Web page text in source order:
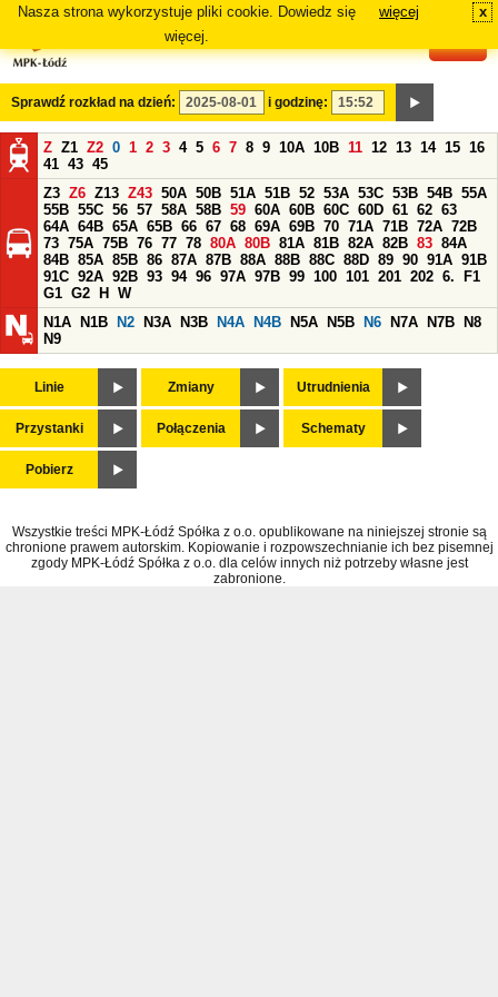
Nasza strona wykorzystuje pliki cookie. Dowiedz się
więcej.
więcej x
Sprawdź rozkład na dzień: i godzinę:
Z Z1 Z2 0 1 2 3 4 5 6 7 8 9 10A 10B 11 12 13 14 15 16
41 43 45
Z3 Z6 Z13 Z43 50A 50B 51A 51B 52 53A 53C 53B 54B 55A
55B 55C 56 57 58A 58B 59 60A 60B 60C 60D 61 62 63
64A 64B 65A 65B 66 67 68 69A 69B 70 71A 71B 72A 72B
73 75A 75B 76 77 78 80A 80B 81A 81B 82A 82B 83 84A
84B 85A 85B 86 87A 87B 88A 88B 88C 88D 89 90 91A 91B
91C 92A 92B 93 94 96 97A 97B 99 100 101 201 202 6.
F1
G1 G2 H
W
N1A
N1B N2 N3A N3B N4A N4B N5A N5B N6 N7A N7B
N8
N9
Linie Zmiany Utrudnienia
Przystanki Połączenia Schematy
Pobierz
Wszystkie treści MPK-Łódź Spółka z o.o. opublikowane na niniejszej stronie są
chronione prawem autorskim. Kopiowanie i rozpowszechnianie ich bez pisemnej
zgody MPK-Łódź Spółka z o.o. dla celów innych niż potrzeby własne jest
zabronione.